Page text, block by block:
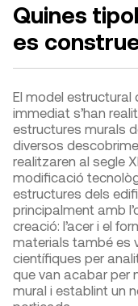
Quines
es
El model estructural
immediat s’han
estructures murals
diversos
realitzaren al segle
modificació
estructures dels
principalment amb
creació: l’acer i el
materials també es
científiques per
que van acabar per
mural i establint un